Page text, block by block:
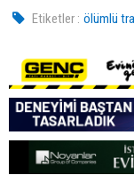
Etiketler : ölümlü